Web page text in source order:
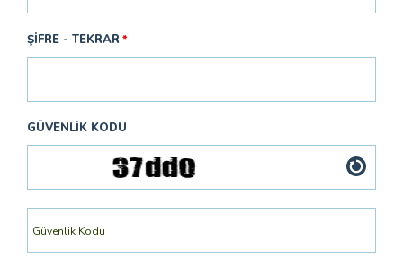
ŞIFRE - TEKRAR
GÜVENLIK KODU